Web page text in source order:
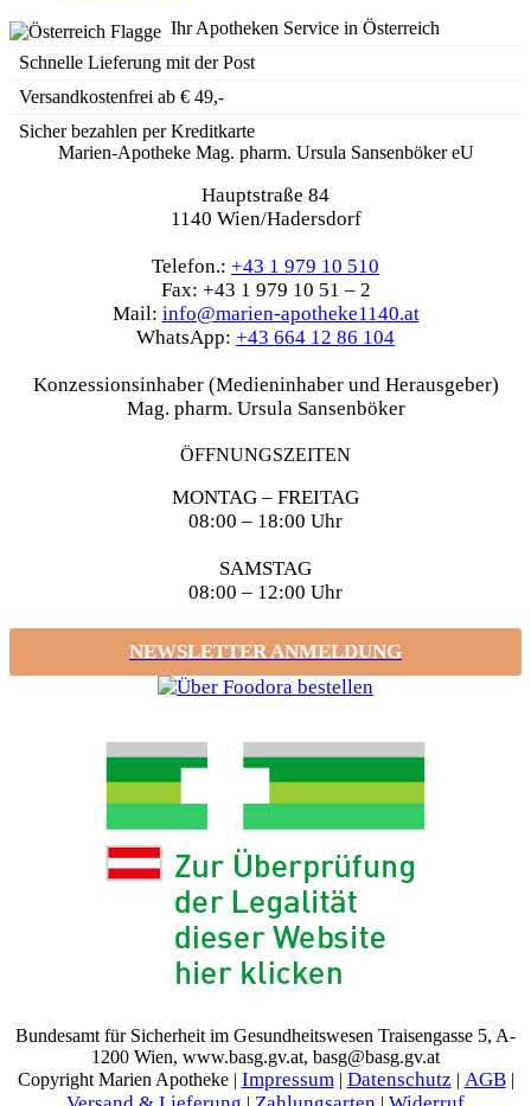
Ihr Apotheken Service in Österreich
Schnelle Lieferung mit der Post
Versandkostenfrei ab € 49,-
Sicher bezahlen per Kreditkarte
Marien-Apotheke Mag. pharm. Ursula Sansenböker eU
Hauptstraße 84
1140 Wien/Hadersdorf
Telefon.: +43 1 979 10 510
Fax: +43 1 979 10 51 – 2
Mail: info@marien-apotheke1140.at
WhatsApp: +43 664 12 86 104
Konzessionsinhaber (Medieninhaber und Herausgeber)
Mag. pharm. Ursula Sansenböker
ÖFFNUNGSZEITEN
MONTAG – FREITAG
08:00 – 18:00 Uhr
SAMSTAG
08:00 – 12:00 Uhr
NEWSLETTER ANMELDUNG
Bundesamt für Sicherheit im Gesundheitswesen Traisengasse 5, A-
1200 Wien, www.basg.gv.at, basg@basg.gv.at
Copyright Marien Apotheke | Impressum| Datenschutz | AGB|